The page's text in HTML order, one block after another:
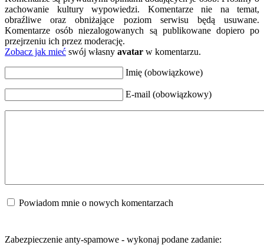
zachowanie kultury wypowiedzi. Komentarze nie na temat,
obraźliwe oraz obniżające poziom serwisu będą usuwane.
Komentarze osób niezalogowanych są publikowane dopiero po
przejrzeniu ich przez moderację.
Zobacz jak mieć swój własny avatar w komentarzu.
Imię (obowiązkowe)
E-mail (obowiązkowy)
Powiadom mnie o nowych komentarzach
Zabezpieczenie anty-spamowe - wykonaj podane zadanie: